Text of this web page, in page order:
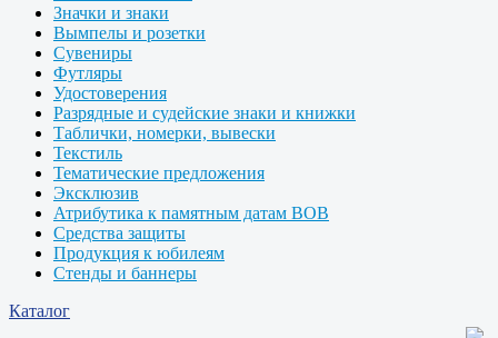
Значки и знаки
Вымпелы и розетки
Сувениры
Футляры
Удостоверения
Разрядные и судейские знаки и книжки
Таблички, номерки, вывески
Текстиль
Тематические предложения
Эксклюзив
Атрибутика к памятным датам ВОВ
Средства защиты
Продукция к юбилеям
Стенды и баннеры
Каталог